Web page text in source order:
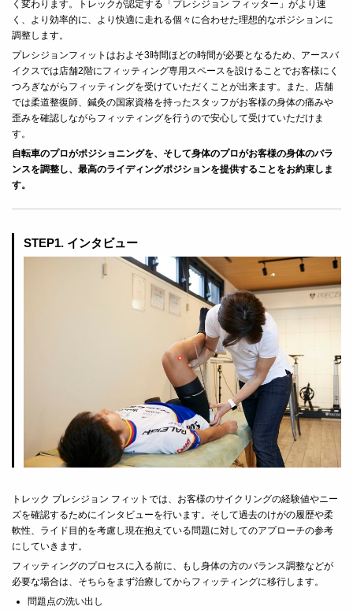
く変わります。トレックが認定する「プレシジョン フィッター」がより速
く、より効率的に、より快適に走れる個々に合わせた理想的なポジションに
調整します。
プレシジョンフィットはおよそ3時間ほどの時間が必要となるため、アースバ
イクスでは店舗2階にフィッティング専用スペースを設けることでお客様にく
つろぎながらフィッティングを受けていただくことが出来ます。また、店舗
では柔道整復師、鍼灸の国家資格を持ったスタッフがお客様の身体の痛みや
歪みを確認しながらフィッティングを行うので安心して受けていただけま
す。
自転車のプロがポジショニングを、そして身体のプロがお客様の身体のバラ
ンスを調整し、最高のライディングポジションを提供することをお約束しま
す。
STEP1. インタビュー
トレック プレシジョン フィットでは、お客様のサイクリングの経験値やニー
ズを確認するためにインタビューを行います。そして過去のけがの履歴や柔
軟性、ライド目的を考慮し現在抱えている問題に対してのアプローチの参考
にしていきます。
フィッティングのプロセスに入る前に、もし身体の方のバランス調整などが
必要な場合は、そちらをまず治療してからフィッティングに移行します。
問題点の洗い出し